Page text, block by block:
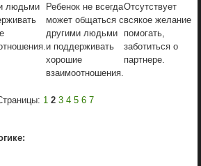
людьми
Ребенок не всегда
может общаться с
другими людьми
и поддерживать
хорошие
взаимоотношения.
Отсутствует
всякое желание
помогать,
заботиться о
партнере.
1 2 3 4 5 6 7